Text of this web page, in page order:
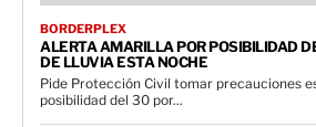
BORDERPLEX
ALERTA AMARILLA POR POSIBILIDAD
DE LLUVIA ESTA NOCHE
Pide Protección Civil tomar precauciones
posibilidad del 30 por...